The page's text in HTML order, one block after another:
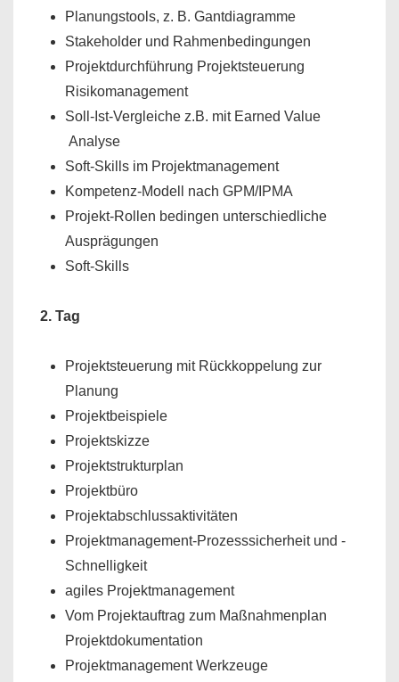
Planungstools, z. B. Gantdiagramme
Stakeholder und Rahmenbedingungen
Projektdurchführung Projektsteuerung
Risikomanagement
Soll-Ist-Vergleiche z.B. mit Earned Value
Analyse
Soft-Skills im Projektmanagement
Kompetenz-Modell nach GPM/IPMA
Projekt-Rollen bedingen unterschiedliche
Ausprägungen
Soft-Skills
2. Tag
Projektsteuerung mit Rückkoppelung zur
Planung
Projektbeispiele
Projektskizze
Projektstrukturplan
Projektbüro
Projektabschlussaktivitäten
Projektmanagement-Prozesssicherheit und -
Schnelligkeit
agiles Projektmanagement
Vom Projektauftrag zum Maßnahmenplan
Projektdokumentation
Projektmanagement Werkzeuge